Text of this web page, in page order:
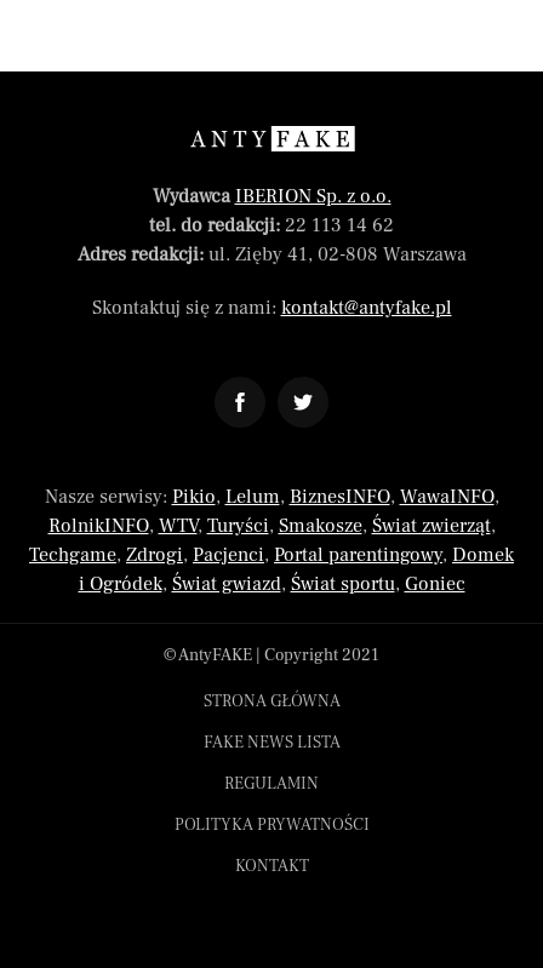
WydawcaIBERION Sp. z o.o.
tel. do redakcji: 22 113 14 62
Adres redakcji:ul. Zięby 41, 02-808 Warszawa
Skontaktuj się z nami: kontakt@antyfake.pl
Nasze serwisy: Pikio, Lelum, BiznesINFO, WawaINFO,
RolnikINFO, WTV, Turyści, Smakosze, Świat zwierząt,
Techgame, Zdrogi, Pacjenci, Portal parentingowy, Domek
i Ogródek, Świat gwiazd, Świat sportu, Goniec
© AntyFAKE | Copyright 2021
STRONA GŁÓWNA
FAKE NEWS LISTA
REGULAMIN
POLITYKA PRYWATNOŚCI
KONTAKT